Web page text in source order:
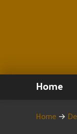
Home
Home →